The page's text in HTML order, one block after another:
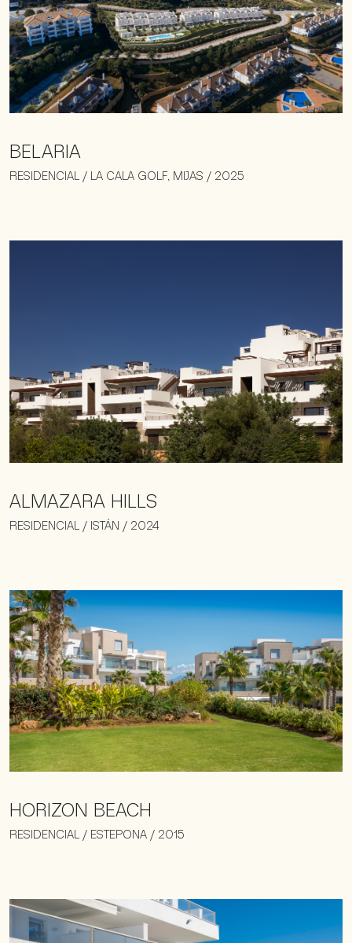
BELARIA
RESIDENCIAL / LA CALA GOLF, MIJAS / 2025
ALMAZARA HILLS
RESIDENCIAL / ISTÁN / 2024
HORIZON BEACH
RESIDENCIAL / ESTEPONA / 2015